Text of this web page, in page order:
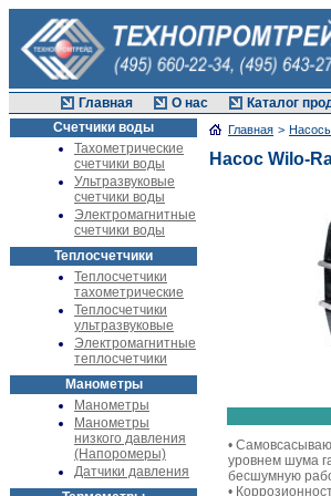
Главная О нас Каталог
Счетчики воды
Тахометрические
счетчики воды
Ультразвуковые
счетчики воды
Электромагнитные
счетчики воды
Теплосчетчики
Теплосчетчики
тахометрические
Теплосчетчики
ультразвуковые
Электромагнитные
теплосчетчики
Манометры
Манометры
Манометры
низкого давления
(Напоромеры)
Датчики давления
Главная >
Насос Wilo-
•
уровнем шума
бесшумную
•